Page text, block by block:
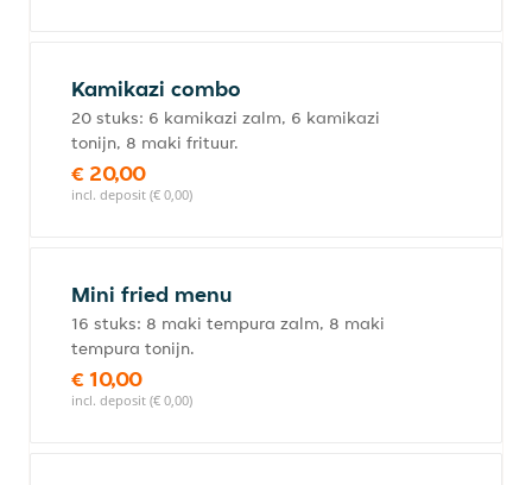
Kamikazi combo
20 stuks: 6 kamikazi zalm, 6 kamikazi
tonijn, 8 maki frituur.
€ 20,00
incl. deposit (€ 0,00)
Mini fried menu
16 stuks: 8 maki tempura zalm, 8 maki
tempura tonijn.
€ 10,00
incl. deposit (€ 0,00)